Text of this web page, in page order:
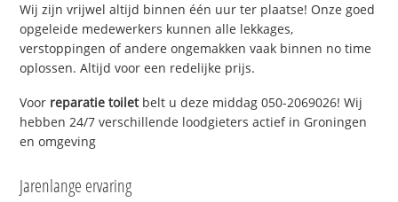
Wij zijn vrijwel altijd binnen één uur ter plaatse! Onze goed
opgeleide medewerkers kunnen alle lekkages,
verstoppingen of andere ongemakken vaak binnen no time
oplossen. Altijd voor een redelijke prijs.
Voor reparatie toiletbelt u deze middag 050-2069026! Wij
hebben 24/7 verschillende loodgieters actief in Groningen
en omgeving
Jarenlange ervaring